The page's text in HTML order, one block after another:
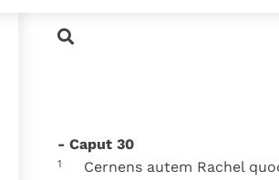
Over ons
Over RK Documenten
Nieuwsbrief
parel van
Gods
- Caput 30
1
Cernens autem Rachel